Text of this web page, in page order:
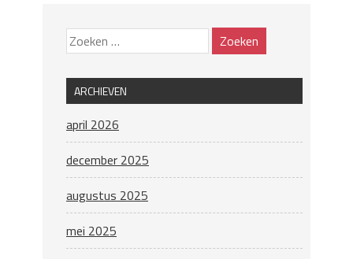
ARCHIEVEN
april 2026
december 2025
augustus 2025
mei 2025